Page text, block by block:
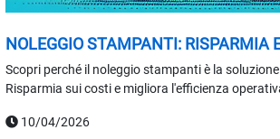
NOLEGGIO STAMPANTI: RISPARMIA
L'EFFICIENZA
Scopri perché il noleggio stampanti è la
Risparmia sui costi e migliora l'efficienza
10/04/2026